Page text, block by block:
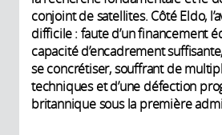
conjoint de satellites. Côté Eldo,
difficile : faute d’un financement
capacité d’encadrement
se concrétiser, souffrant de
techniques et d’une défection
britannique sous la première